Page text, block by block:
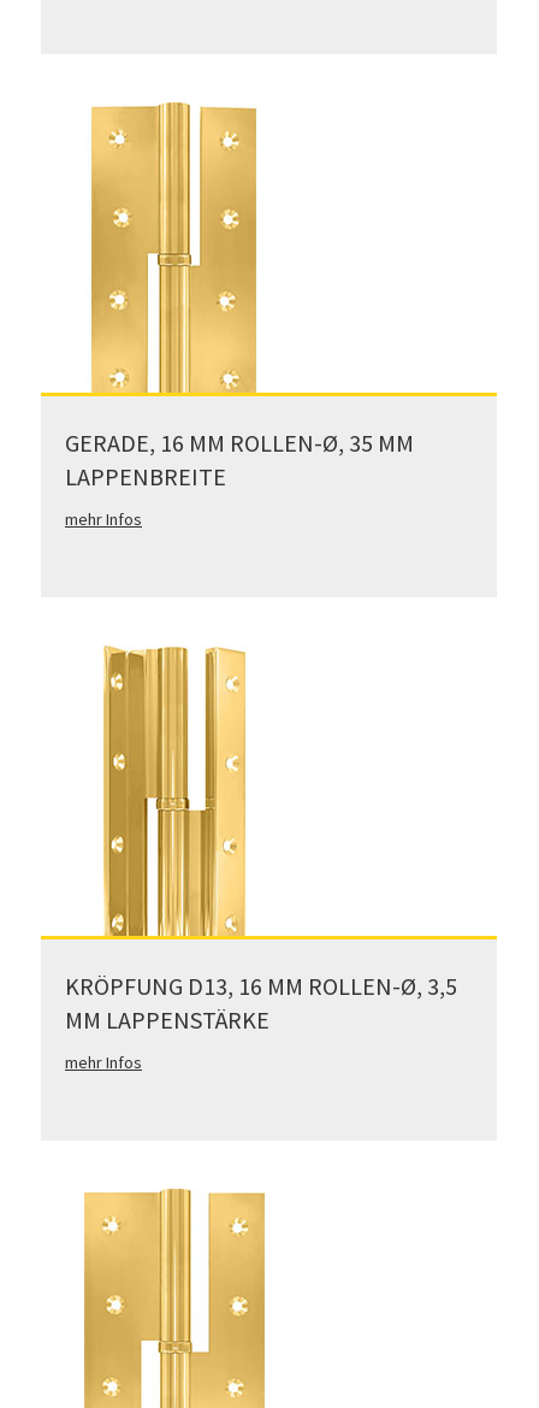
GERADE, 16 MM ROLLEN-Ø, 35 MM
LAPPENBREITE
mehr Infos
KRÖPFUNG D13, 16 MM ROLLEN-Ø, 3,5
MM LAPPENSTÄRKE
mehr Infos